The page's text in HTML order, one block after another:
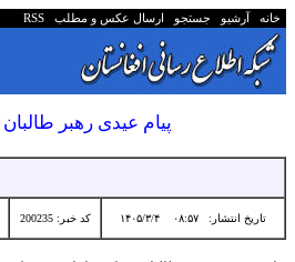
خانه آرشیو جستجو ارسال عکس و مطلب RSS
پیام عیدی رهبر
تاریخ انتشار: ۰۸:۵۷ ۱۴۰۵/۳/۴ کد خبر: 200235